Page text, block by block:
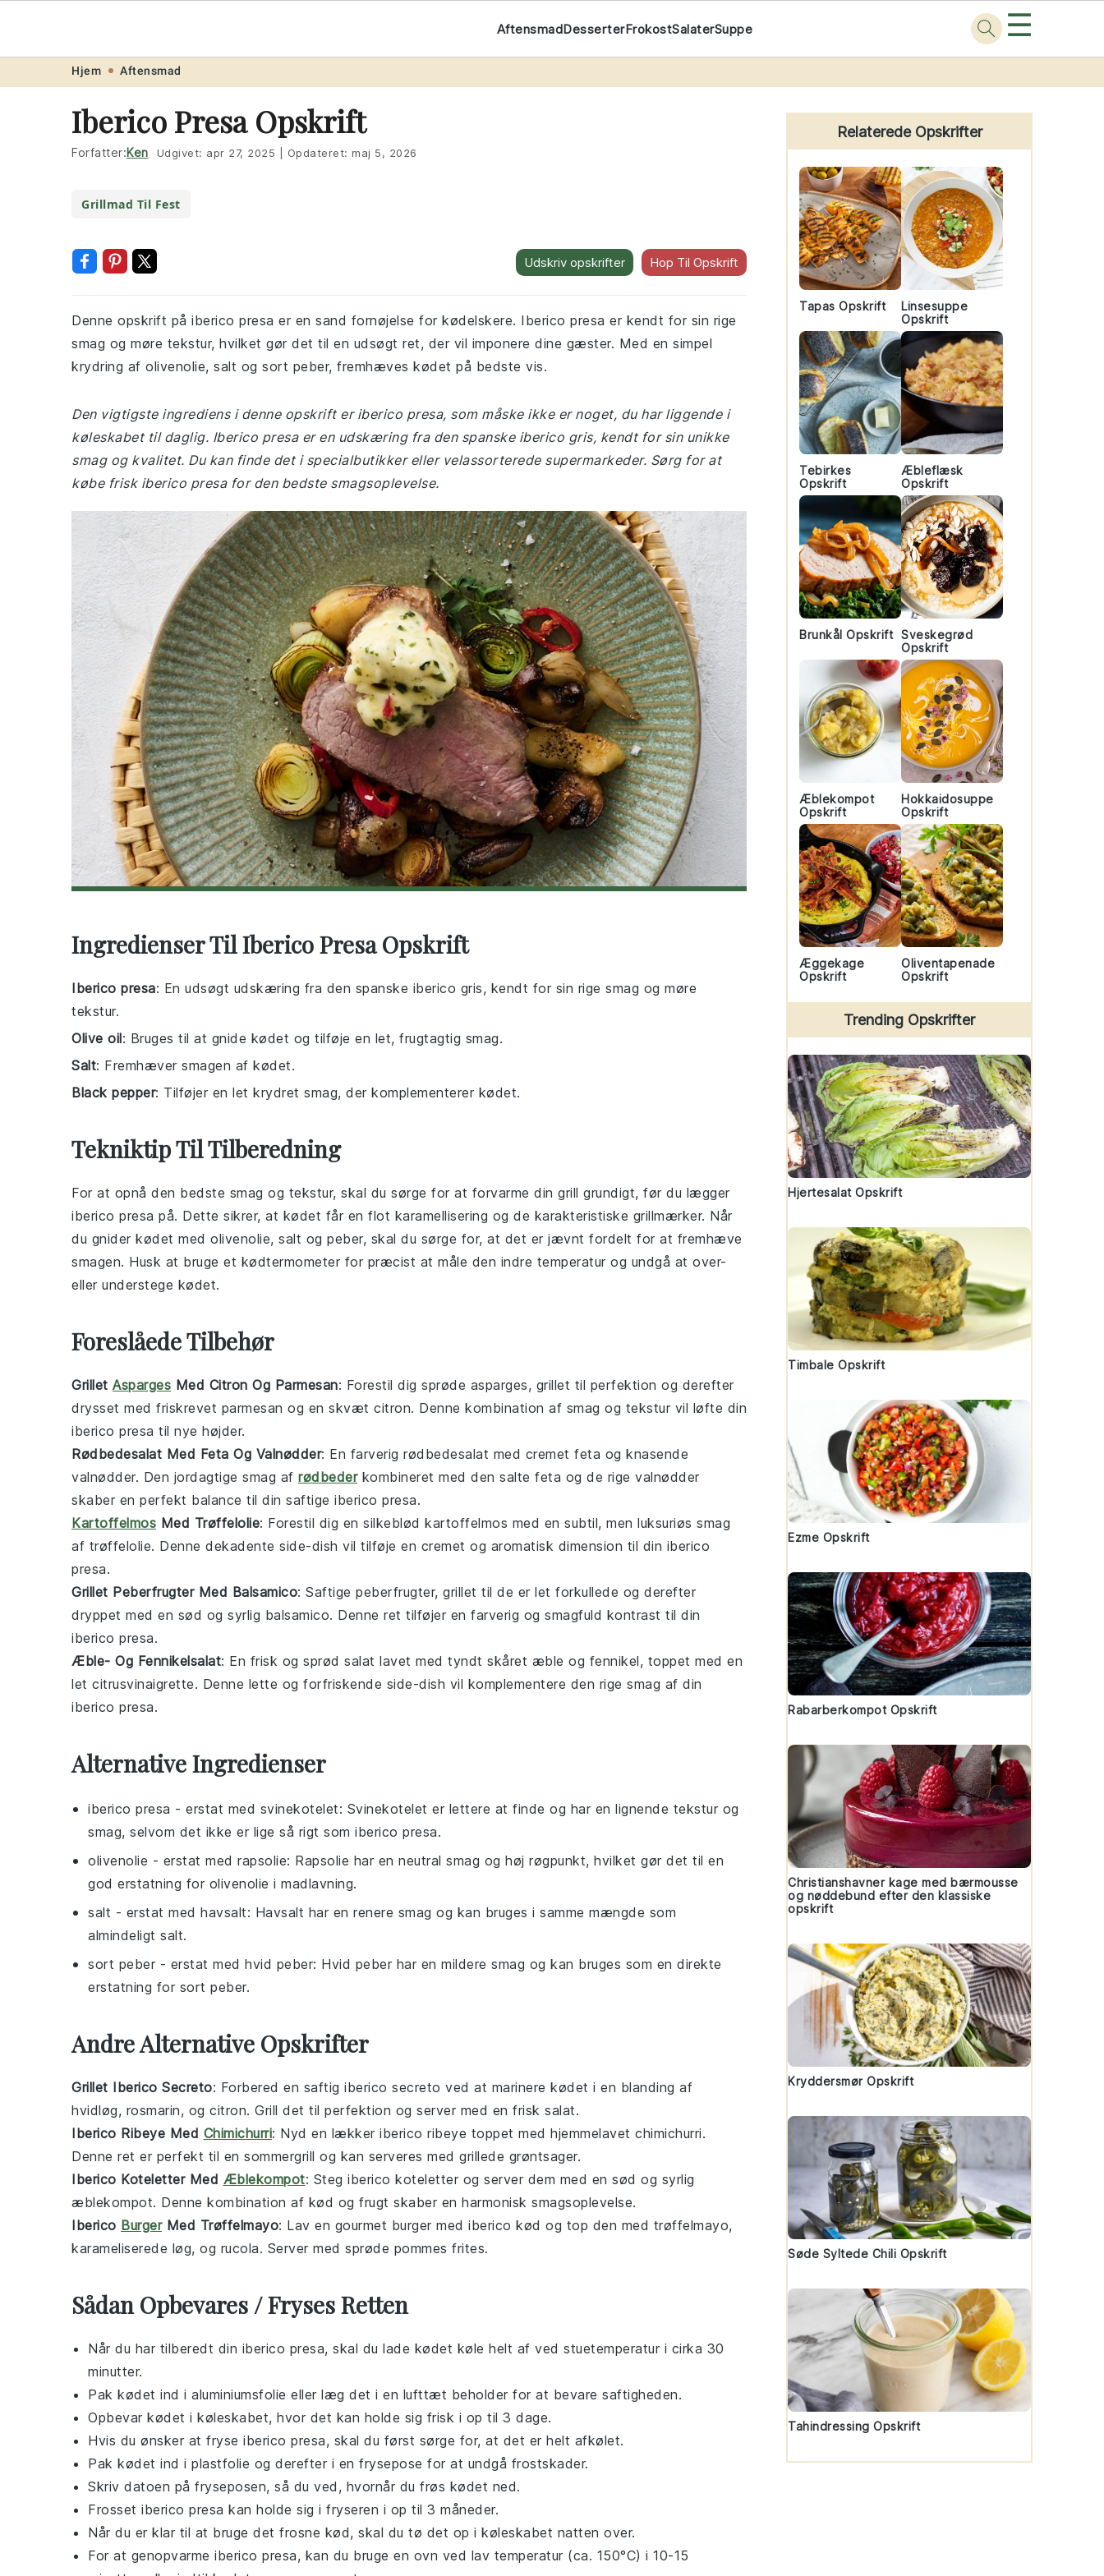
navigation
content
Opskrift.net AftensmadDesserterFrokostSalaterSuppe ☰
Hjem Aftensmad
Iberico Presa Opskrift
Forfatter:Ken Udgivet: apr 27, 2025 Opdateret: maj 5, 2026
Grillmad Til Fest
Udskriv opskrifter Hop Til Opskrift
Denne opskrift på iberico presa er en sand fornøjelse for kødelskere. Iberico presa er kendt for sin rige
smag og møre tekstur, hvilket gør det til en udsøgt ret, der vil imponere dine gæster. Med en simpel
krydring af olivenolie, salt og sort peber, fremhæves kødet på bedste vis.
Den vigtigste ingrediens i denne opskrift er iberico presa, som måske ikke er noget, du har liggende i
køleskabet til daglig. Iberico presa er en udskæring fra den spanske iberico gris, kendt for sin unikke
smag og kvalitet. Du kan finde det i specialbutikker eller velassorterede supermarkeder. Sørg for at
købe frisk iberico presa for den bedste smagsoplevelse.
Ingredienser Til Iberico Presa Opskrift
Iberico presa: En udsøgt udskæring fra den spanske iberico gris, kendt for sin rige smag og møre
tekstur.
Olive oil: Bruges til at gnide kødet og tilføje en let, frugtagtig smag.
Salt: Fremhæver smagen af kødet.
Black pepper: Tilføjer en let krydret smag, der komplementerer kødet.
Tekniktip Til Tilberedning
For at opnå den bedste smag og tekstur, skal du sørge for at forvarme din grill grundigt, før du lægger
iberico presa på. Dette sikrer, at kødet får en flot karamellisering og de karakteristiske grillmærker. Når
du gnider kødet med olivenolie, salt og peber, skal du sørge for, at det er jævnt fordelt for at fremhæve
smagen. Husk at bruge et kødtermometer for præcist at måle den indre temperatur og undgå at over-
eller understege kødet.
Foreslåede Tilbehør
Grillet Asparges Med Citron Og Parmesan: Forestil dig sprøde asparges, grillet til perfektion og derefter
drysset med friskrevet parmesan og en skvæt citron. Denne kombination af smag og tekstur vil løfte din
iberico presa til nye højder.
Rødbedesalat Med Feta Og Valnødder: En farverig rødbedesalat med cremet feta og knasende
valnødder. Den jordagtige smag af rødbederkombineret med den salte feta og de rige valnødder
skaber en perfekt balance til din saftige iberico presa.
Kartoffelmos Med Trøffelolie: Forestil dig en silkeblød kartoffelmos med en subtil, men luksuriøs smag
af trøffelolie. Denne dekadente side-dish vil tilføje en cremet og aromatisk dimension til din iberico
presa.
Grillet Peberfrugter Med Balsamico: Saftige peberfrugter, grillet til de er let forkullede og derefter
dryppet med en sød og syrlig balsamico. Denne ret tilføjer en farverig og smagfuld kontrast til din
iberico presa.
Æble- Og Fennikelsalat: En frisk og sprød salat lavet med tyndt skåret æble og fennikel, toppet med en
let citrusvinaigrette. Denne lette og forfriskende side-dish vil komplementere den rige smag af din
iberico presa.
Alternative Ingredienser
iberico presa - erstat med svinekotelet: Svinekotelet er lettere at finde og har en lignende tekstur og
smag, selvom det ikke er lige så rigt som iberico presa.
olivenolie - erstat med rapsolie: Rapsolie har en neutral smag og høj røgpunkt, hvilket gør det til en
god erstatning for olivenolie i madlavning.
salt - erstat med havsalt: Havsalt har en renere smag og kan bruges i samme mængde som
almindeligt salt.
sort peber - erstat med hvid peber: Hvid peber har en mildere smag og kan bruges som en direkte
erstatning for sort peber.
Andre Alternative Opskrifter
Grillet Iberico Secreto: Forbered en saftig iberico secreto ved at marinere kødet i en blanding af
hvidløg, rosmarin, og citron. Grill det til perfektion og server med en frisk salat.
Iberico Ribeye Med Chimichurri: Nyd en lækker iberico ribeye toppet med hjemmelavet chimichurri.
Denne ret er perfekt til en sommergrill og kan serveres med grillede grøntsager.
Iberico Koteletter Med Æblekompot: Steg iberico koteletter og server dem med en sød og syrlig
æblekompot. Denne kombination af kød og frugt skaber en harmonisk smagsoplevelse.
Iberico BurgerMed Trøffelmayo: Lav en gourmet burger med iberico kød og top den med trøffelmayo,
karameliserede løg, og rucola. Server med sprøde pommes frites.
Sådan Opbevares / Fryses Retten
Når du har tilberedt din iberico presa, skal du lade kødet køle helt af ved stuetemperatur i cirka 30
minutter.
Pak kødet ind i aluminiumsfolie eller læg det i en lufttæt beholder for at bevare saftigheden.
Opbevar kødet i køleskabet, hvor det kan holde sig frisk i op til 3 dage.
Hvis du ønsker at fryse iberico presa, skal du først sørge for, at det er helt afkølet.
Pak kødet ind i plastfolie og derefter i en frysepose for at undgå frostskader.
Skriv datoen på fryseposen, så du ved, hvornår du frøs kødet ned.
Frosset iberico presa kan holde sig i fryseren i op til 3 måneder.
Når du er klar til at bruge det frosne kød, skal du tø det op i køleskabet natten over.
For at genopvarme iberico presa, kan du bruge en ovn ved lav temperatur (ca. 150°C) i 10-15
Primary
Sidebar
Relaterede Opskrifter
Tapas Opskrift
Linsesuppe
Opskrift
Tebirkes
Opskrift
Æbleflæsk
Opskrift
Brunkål Opskrift Sveskegrød
Opskrift
Æblekompot
Opskrift
Hokkaidosuppe
Opskrift
Æggekage
Opskrift
Oliventapenade
Opskrift
Trending Opskrifter
Hjertesalat Opskrift
Timbale Opskrift
Ezme Opskrift
Rabarberkompot Opskrift
Christianshavner kage med bærmousse
og nøddebund efter den klassiske
opskrift
Kryddersmør Opskrift
Søde Syltede Chili Opskrift
Tahindressing Opskrift